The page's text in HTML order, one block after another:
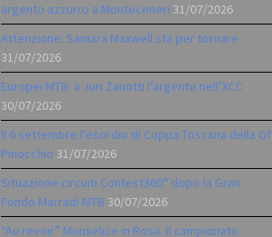
argento azzurro a Monteceneri 31/07/2026
Attenzione: Samara Maxwell sta per tornare
31/07/2026
Europei MTB: a Juri Zanotti l’argento nell’XCC
30/07/2026
Il 6 settembre l’esordio di Coppa Toscana della Gf
Pinocchio 31/07/2026
Situazione circuiti Contest360° dopo la Gran
Fondo Marradi MTB 30/07/2026
“Au revoir” Monselice in Rosa. Il campionato